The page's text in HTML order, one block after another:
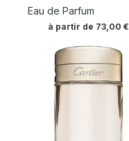
Eau de Parfum
à partir de 73,00€